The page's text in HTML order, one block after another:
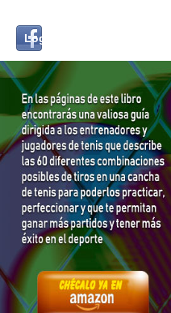
Log in with...